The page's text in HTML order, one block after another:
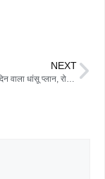
NEXT
Airtel का 365 दिन वाला धांसू प्लान, रोज 2.5GB डेटा के साथ मिलते हैं कई फ्री बेनिफिट्स